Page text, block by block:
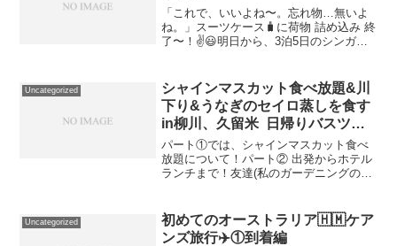
「これで、いいよね〜。忘れ物…無いよ
ね。」スーツケース🧳に荷物 詰め込み 終
了〜！✌️😃明日から、3泊5日のシンガポ
ガポールエアライン✈️😄N子さんは、今
日、（...
Uncategorized
シャインマスカット食べ放題&川
下り&うなぎのセイロ蒸しを食す
in柳川、久留米 日帰りバスツア
ーに参加！パート②
パート①では、シャインマスカット食べ
放題について！パート② 出発からホテル
ランチまで！友達(私のガーデニングの師
楽しみ～」博多駅筑紫口 8:50集合参加人
数46名で満...
Uncategorized
初めてのオーストラリア🇭🇲ケア
ンズ旅行✈️①到着編